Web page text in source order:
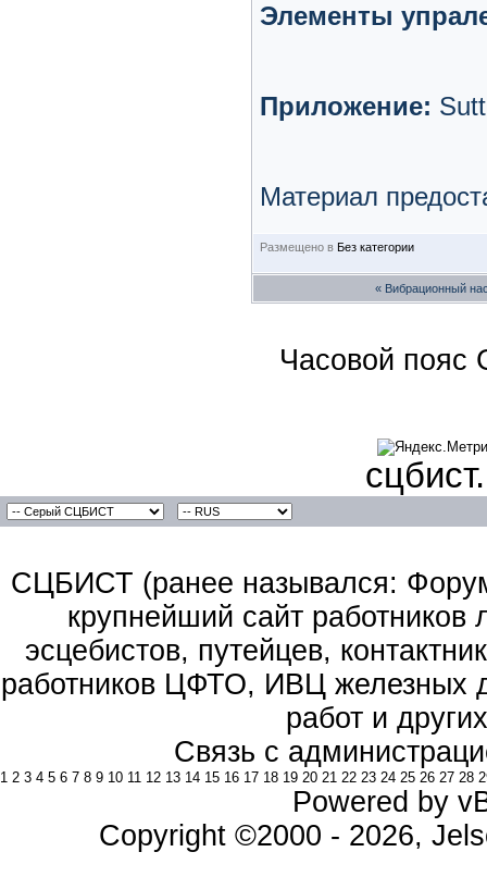
Элементы
Приложение:
Материал
Размещено в Без категории
« Вибрационный
Часовой пояс
СЦБИСТ (ранее назывался:
крупнейший сайт работников
эсцебистов, путейцев,
работников ЦФТО, ИВЦ железных
работ и
Связь с
1 2 3 4 5 6 7 8 9 10 11 12 13 14 15 16 17 18 19 20 21 22 23 24 25 26 27 28
Powered by
Copyright ©2000 - 2026,